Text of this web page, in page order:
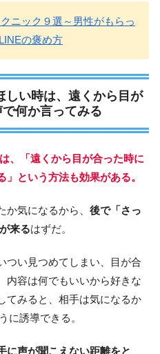
ニック９選～男性がもらっ
の褒め方
い時は、遠くから目が
何か言ってみる
、「遠くから目が合った時に
という方法も効果がある。
気になるから、 後で「さっ
来るはずだ。
つい見つめてしまい、目が合
内容は何でもいいから好きな
てみると、相手は気になるか
に誘導できる。
に声が聞こえない距離をと